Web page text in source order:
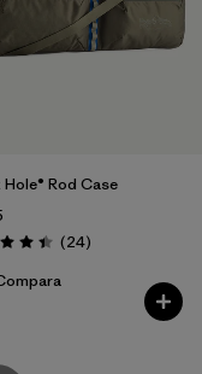
Rod Case
4.5 / 5
(24Comentarios
)